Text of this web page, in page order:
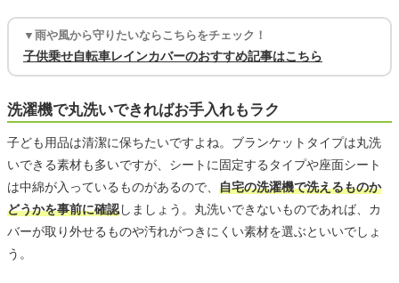
▼雨や風から守りたいならこちらをチェック！
子供乗せ自転車レインカバーのおすすめ記事はこちら
洗濯機で丸洗いできればお手入れもラク
子ども用品は清潔に保ちたいですよね。ブランケットタイプは丸洗
いできる素材も多いですが、シートに固定するタイプや座面シート
は中綿が入っているものがあるので、 自宅の洗濯機で洗えるものか
どうかを事前に確認しましょう。丸洗いできないものであれば、カ
バーが取り外せるものや汚れがつきにくい素材を選ぶといいでしょ
う。